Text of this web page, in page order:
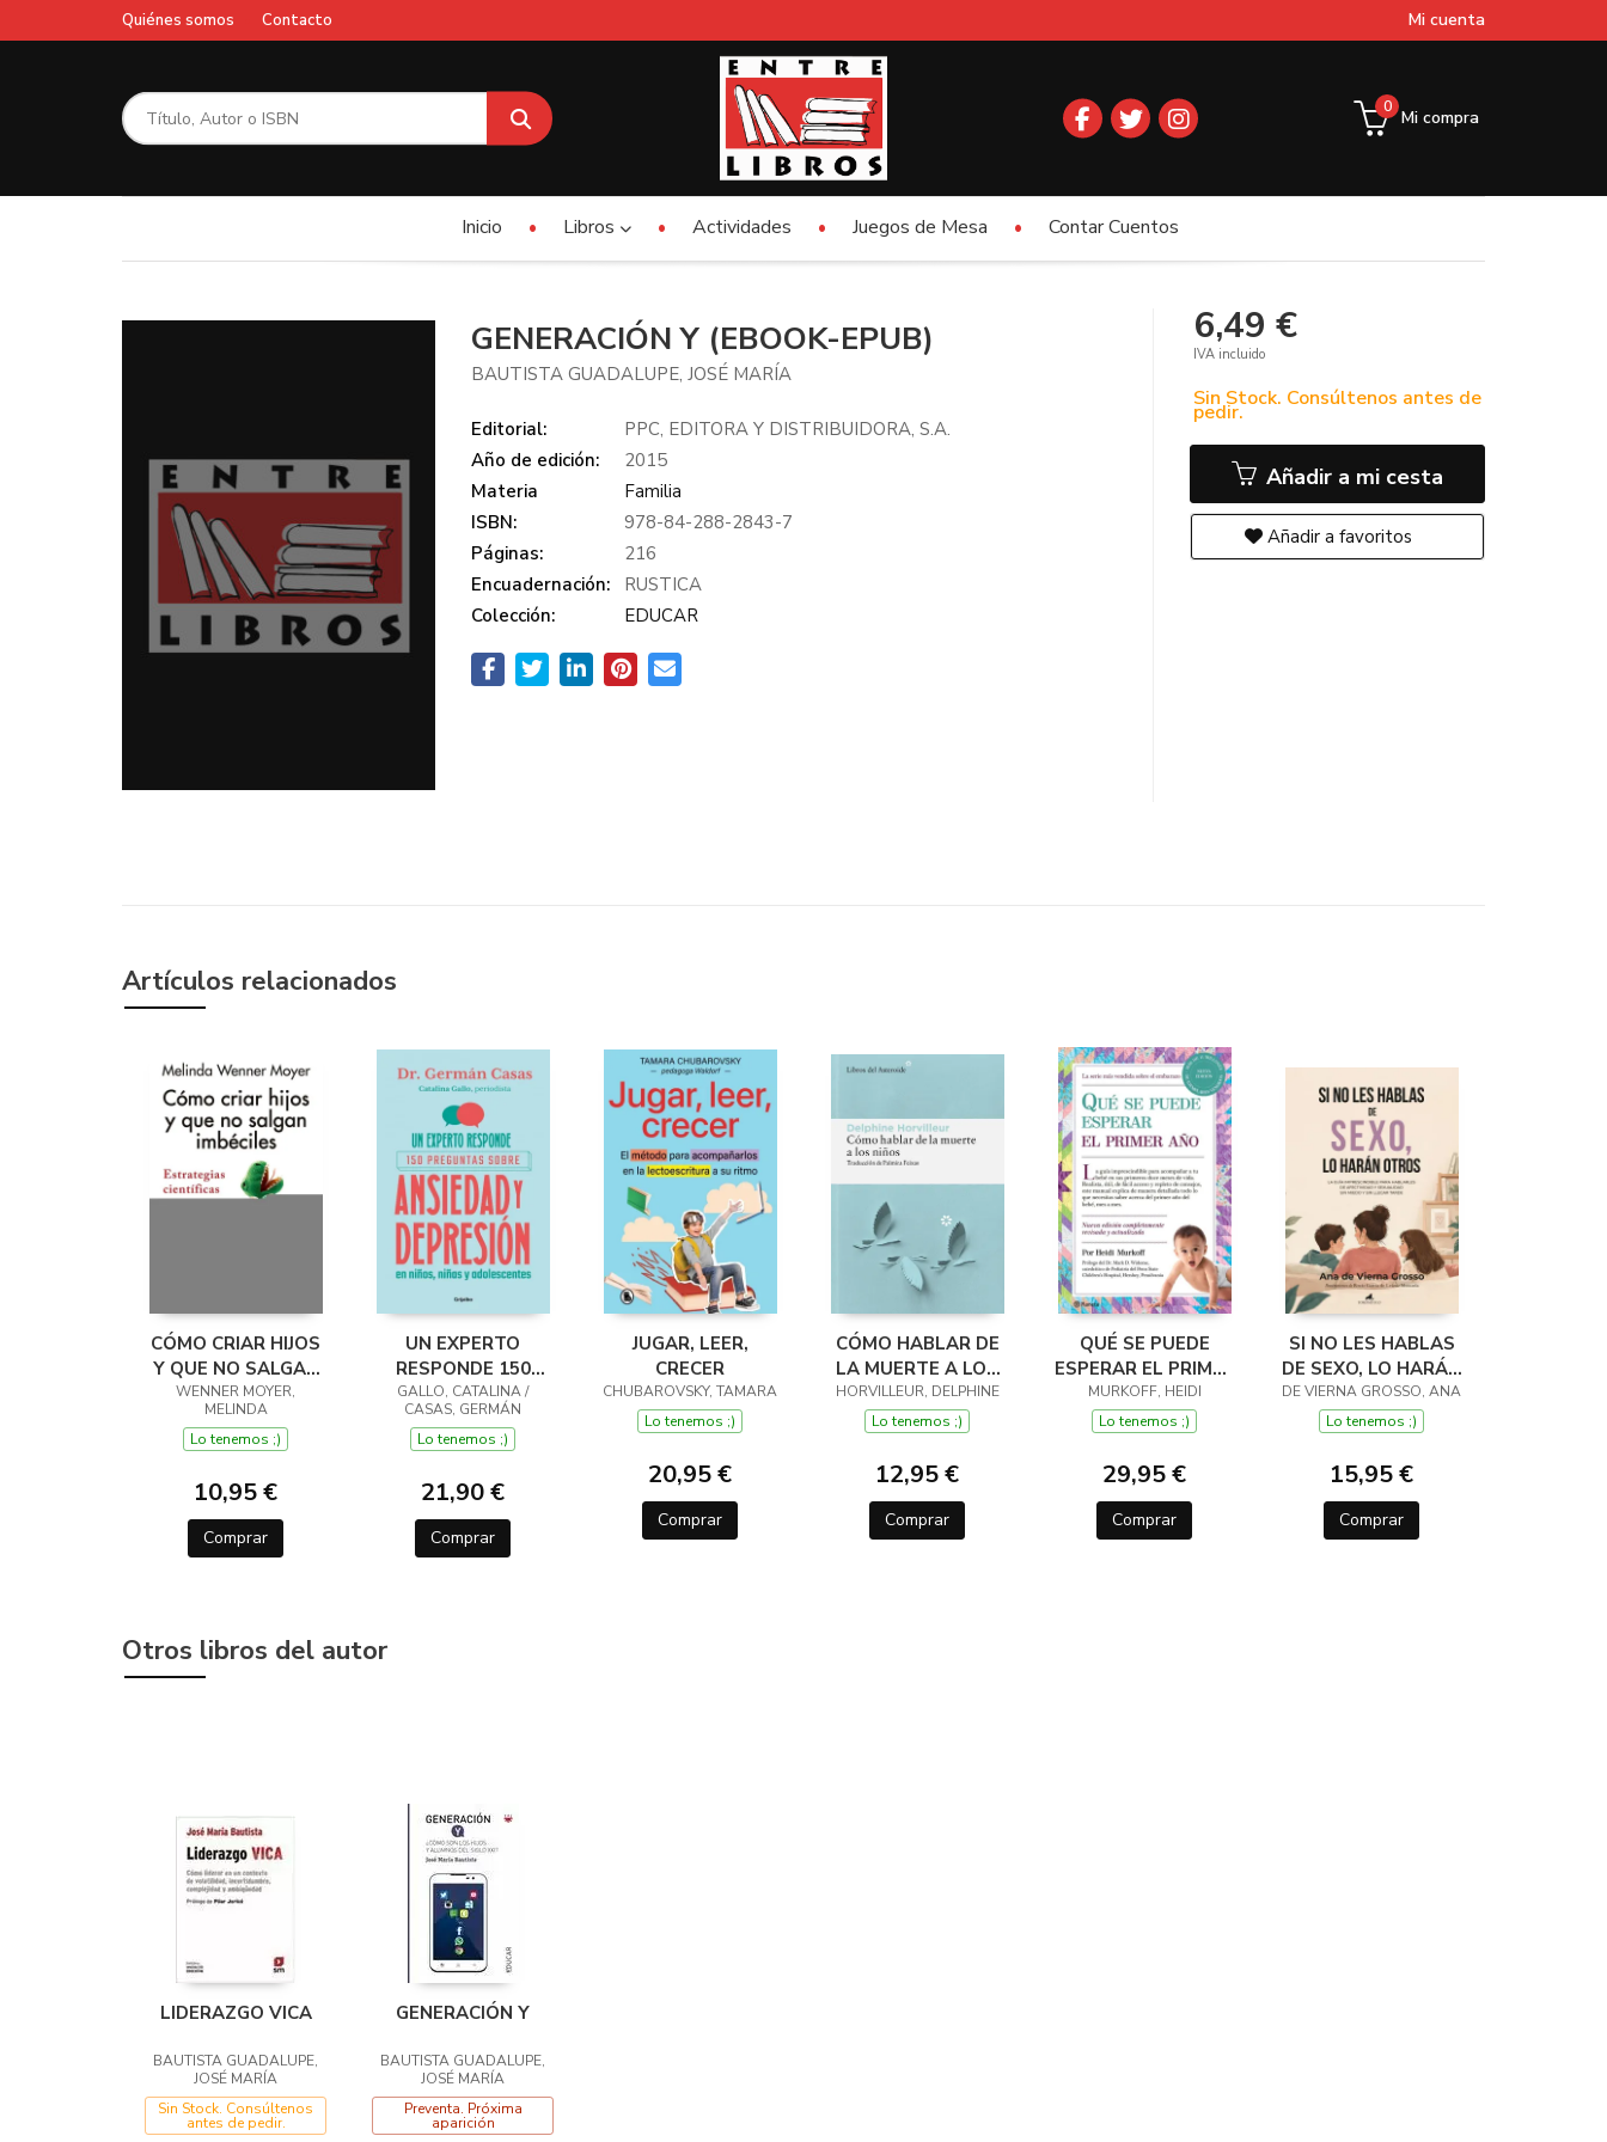
Mi cuenta
Quiénes somos Contacto
Mi compra
0
Inicio Libros Actividades Juegos de Mesa Contar Cuentos
GENERACIÓN Y (EBOOK-EPUB)
BAUTISTA GUADALUPE, JOSÉ MARÍA
Editorial:
PPC, EDITORA Y DISTRIBUIDORA, S.A.
Año de edición:
2015
Materia
Familia
ISBN:
978-84-288-2843-7
Páginas:
216
Encuadernación:
RUSTICA
Colección:
EDUCAR
6,49 €
IVA incluido
Sin Stock. Consúltenos antes de
pedir.
Añadir a mi cesta
Añadir a favoritos
Artículos relacionados
CÓMO CRIAR HIJOS
Y QUE NO SALGAN
IMBÉCILES
WENNER MOYER,
MELINDA
Lo tenemos ;)
10,95 €
Comprar
UN EXPERTO
RESPONDE 150
PREGUNTAS SOBRE
ANSIEDAD Y
DEPRESIÓN
GALLO, CATALINA /
CASAS, GERMÁN
Lo tenemos ;)
21,90 €
Comprar
JUGAR, LEER,
CRECER
CHUBAROVSKY, TAMARA
Lo tenemos ;)
20,95 €
Comprar
CÓMO HABLAR DE
LA MUERTE A LOS
NIÑOS
HORVILLEUR, DELPHINE
Lo tenemos ;)
12,95 €
Comprar
QUÉ SE PUEDE
ESPERAR EL PRIMER
AÑO
MURKOFF, HEIDI
Lo tenemos ;)
29,95 €
Comprar
SI NO LES HABLAS
DE SEXO, LO HARÁN
OTROS
DE VIERNA GROSSO, ANA
Lo tenemos ;)
15,95 €
Comprar
Otros libros del autor
LIDERAZGO VICA
BAUTISTA GUADALUPE,
JOSÉ MARÍA
Sin Stock. Consúltenos
antes de pedir.
GENERACIÓN Y
BAUTISTA GUADALUPE,
JOSÉ MARÍA
Preventa. Próxima
aparición